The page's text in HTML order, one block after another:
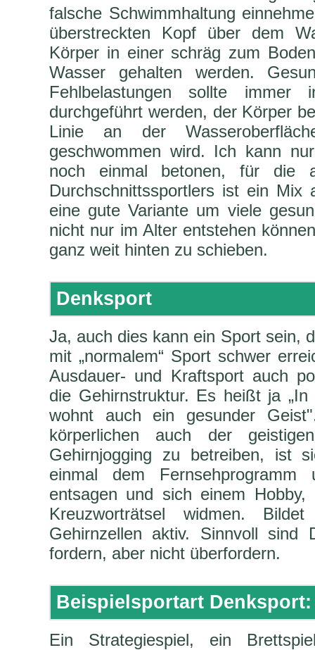
falsche Schwimmhaltung
überstreckten Kopf über dem
Körper in einer schräg zum
Wasser gehalten werden.
Fehlbelastungen sollte immer
durchgeführt werden, der Körper
Linie an der
geschwommen wird. Ich kann
noch einmal betonen, für die
Durchschnittssportlers ist ein Mix
eine gute Variante um viele
nicht nur im Alter entstehen
ganz weit hinten zu schieben.
Denksport
Ja, auch dies kann ein Sport sein,
mit „normalem“ Sport schwer
Ausdauer- und Kraftsport auch
die Gehirnstruktur. Es heißt ja „In
wohnt auch ein gesunder
körperlichen auch der
Gehirnjogging zu betreiben, ist
einmal dem Fernsehprogramm
entsagen und sich einem Hobby,
Kreuzworträtsel widmen.
Gehirnzellen aktiv. Sinnvoll sind
fordern, aber nicht überfordern.
Beispielsportart Denksport:
Ein Strategiespiel, ein